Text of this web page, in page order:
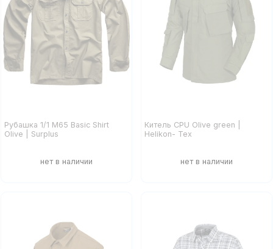
Рубашка 1/1 М65 Basic Shirt
Olive | Surplus
Китель CPU Olive green |
Helikon- Tex